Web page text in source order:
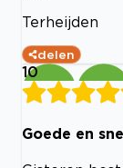
Terheijden
delen
10
Goede en